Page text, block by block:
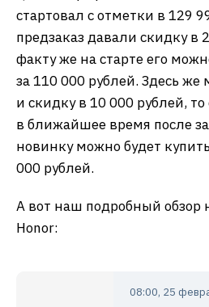
стартовал с отметки в 129
предзаказ давали скидку в
факту же на старте его
за 110 000 рублей. Здесь
и скидку в 10 000 рублей, то
в ближайшее время после
новинку можно будет
000 рублей.
А вот наш подробный обзор
Honor:
08:00, 25